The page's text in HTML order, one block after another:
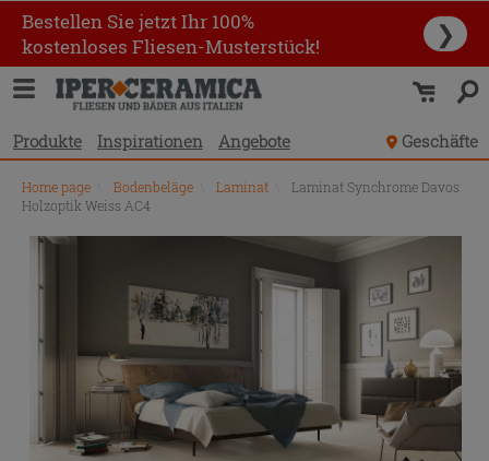
Bestellen Sie jetzt Ihr 100%
kostenloses Fliesen-Musterstück!
❯
Produkte Inspirationen Angebote Geschäfte
Home page Bodenbeläge Laminat
Laminat Synchrome Davos
Holzoptik Weiss AC4